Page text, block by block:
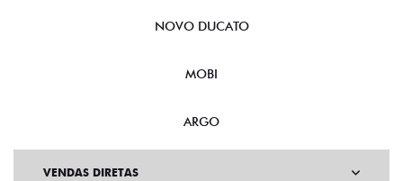
NOVO DUCATO
MOBI
ARGO
VENDAS DIRETAS